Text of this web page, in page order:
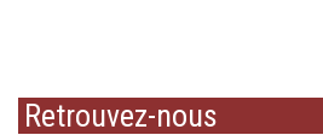
Retrouvez-nous